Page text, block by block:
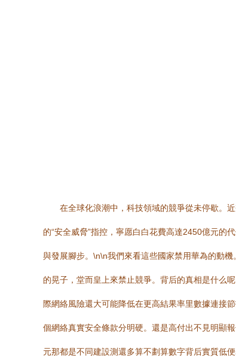
在全球化浪潮中，科技領域的競爭從未停歇。
的“安全威脅”指控，寧愿白白花費高達2450億元的
與發展腳步。\n\n我們來看這些國家禁用華為的動
的晃子，堂而皇上來禁止競爭。背后的真相是什么
際網絡風險還大可能降低在更高結果率里數據連接
個網絡真實安全條款分明硬。還是高付出不見明顯
元那都是不同建設測還多算不劃算數字背后實質低